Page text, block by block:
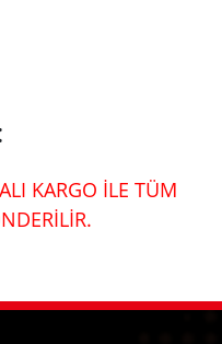
KARGO İLE TÜM